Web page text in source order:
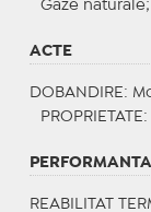
Gaze naturale;
ACTE
DOBANDIRE :
PROPRIETATE :
PERFORMANTA
REABILITAT